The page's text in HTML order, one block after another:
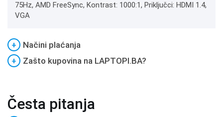
75Hz, AMD FreeSync, Kontrast: 1000:1, Priključci: HDMI 1.4,
VGA
+
Načini plaćanja
+
Zašto kupovina na LAPTOPI.BA?
Česta pitanja